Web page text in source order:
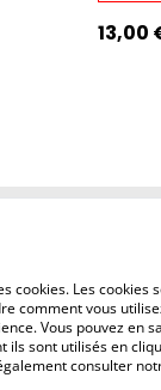
13,00
nous
de
cookies. Les cookies
comment vous
Vous pouvez en
ils sont utilisés en
consulter